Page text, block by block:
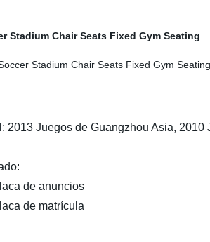
2013 Juegos de Guangzhou Asia,
de anuncios
de matrícula